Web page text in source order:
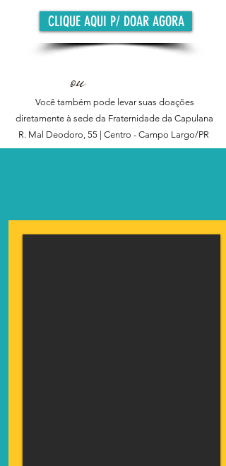
CLIQUE AQUI P/ DOAR AGORA
ou
Você também pode levar suas doações
diretamente à sede da Fraternidade da Capulana
R. Mal Deodoro, 55 | Centro - Campo Largo/PR